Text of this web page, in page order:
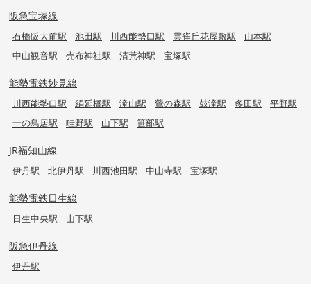
阪急宝塚線
石橋阪大前駅 池田駅 川西能勢口駅 雲雀丘花屋敷駅
山本駅
中山観音駅
売布神社駅 清荒神駅 宝塚駅
能勢電鉄妙見線
川西能勢口駅 絹延橋駅 滝山駅 鶯の森駅 鼓滝駅 多田駅
平野駅
一の鳥居駅
畦野駅 山下駅 笹部駅
JR福知山線
伊丹駅 北伊丹駅 川西池田駅 中山寺駅 宝塚駅
能勢電鉄日生線
日生中央駅 山下駅
阪急伊丹線
伊丹駅